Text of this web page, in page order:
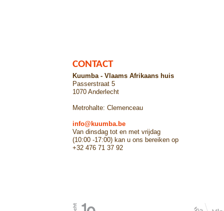
CONTACT
Kuumba - Vlaams Afrikaans huis
Passerstraat 5
1070 Anderlecht
Metrohalte: Clemenceau
info@kuumba.be
Van dinsdag tot en met vrijdag
(10:00 -17:00) kan u ons bereiken op
+32 476 71 37 92